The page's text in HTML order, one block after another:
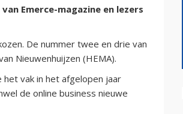
Emerce-magazine en lezers
De nummer twee en drie van
Nieuwenhuijzen (HEMA).
vak in het afgelopen jaar
de online business nieuwe